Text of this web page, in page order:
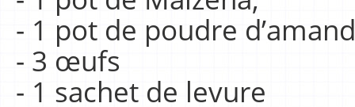
- 1 pot de poudre
- 3 œufs
- 1 sachet de levure